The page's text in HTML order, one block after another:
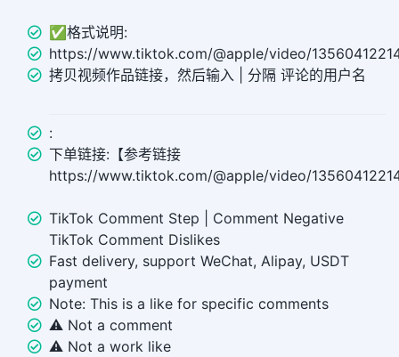
✅格式说明:
https://www.tiktok.com/@apple/video/
拷贝视频作品链接，然后输入 | 分隔 评论的用户名
:
下单链接:【参考链接
https://www.tiktok.com/@apple/video/
TikTok Comment Step | Comment Negative
TikTok Comment Dislikes
Fast delivery, support WeChat, Alipay, USDT
payment
Note: This is a like for specific comments
⚠️ Not a comment
⚠️ Not a work like